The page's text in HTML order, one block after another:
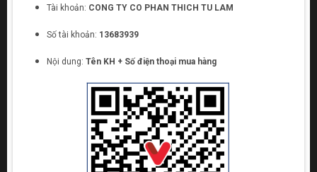
Tài khoản: CONG TY CO PHAN THICH TU LAM
Số tài khoản: 13683939
Nội dung: Tên KH + Số điện thoại mua hàng